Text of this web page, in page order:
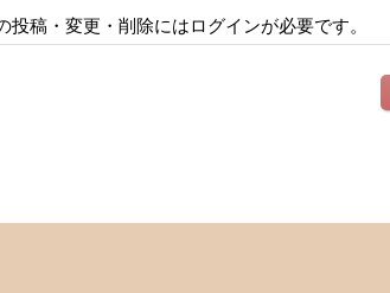
投稿・変更・削除にはログインが必要です。